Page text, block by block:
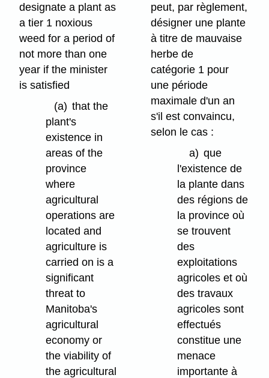
designate a plant as
a tier 1 noxious
weed for a period of
not more than one
year if the minister
is satisfied
(a) that the
plant's
existence in
areas of the
province
where
agricultural
operations are
located and
agriculture is
carried on is a
significant
threat to
Manitoba's
agricultural
economy or
the viability of
the agricultural
peut, par règlement,
désigner une plante
à titre de mauvaise
herbe de
catégorie 1 pour
une période
maximale d'un an
s'il est convaincu,
selon le cas :
a) que
l'existence de
la plante dans
des régions de
la province où
se trouvent
des
exploitations
agricoles et où
des travaux
agricoles sont
effectués
constitue une
menace
importante à